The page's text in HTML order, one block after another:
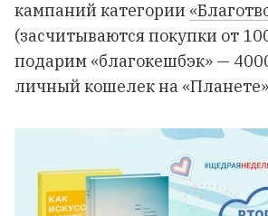
кампаний категории
(засчитываются покупки от
подарим «благокешбэк» —
личный кошелек на